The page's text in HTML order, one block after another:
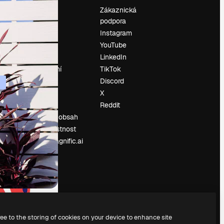
O nás
Kariéra
vyhledávání
Blog
Události
Slidesgo
Prodávejte obsah
Tisková místnost
Hledáte magnific.ai
Zákaznická
podpora
Instagram
YouTube
LinkedIn
TikTok
Discord
X
Reddit
to the storing of cookies on your device to enhance site